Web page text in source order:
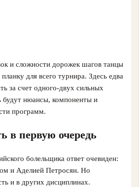
и сложности дорожек шагов танцы
для всего турнира. Здесь едва
за счет одного-двух сильных
нюансы, компоненты и
программ.
в первую очередь
болельщика ответ очевиден:
и Аделией Петросян. Но
и в других дисциплинах.